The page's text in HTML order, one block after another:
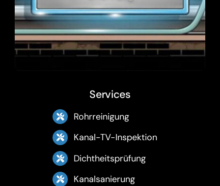
Services
Rohrreinigung
Kanal-TV-Inspektion
Dichtheitsprüfung
Kanalsanierung